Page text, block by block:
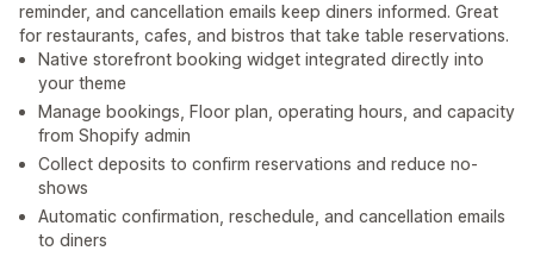
reminder, and cancellation emails keep diners informed. Great
for restaurants, cafes, and bistros that take table reservations.
Native storefront booking widget integrated directly into
your theme
Manage bookings, Floor plan, operating hours, and capacity
from Shopify admin
Collect deposits to confirm reservations and reduce no-
shows
Automatic confirmation, reschedule, and cancellation emails
to diners